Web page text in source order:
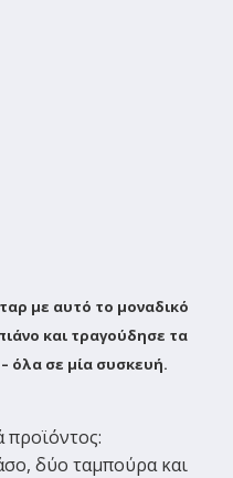
με αυτό το μοναδικό
και τραγούδησε τα
όλα σε μία συσκευή.
προϊόντος:
δύο ταμπούρα και